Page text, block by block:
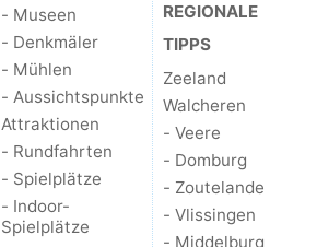
- Museen
- Denkmäler
- Mühlen
- Aussichtspunkte
Attraktionen
- Rundfahrten
- Spielplätze
- Indoor-
Spielplätze
REGIONALE
TIPPS
Zeeland
Walcheren
- Veere
- Domburg
- Zoutelande
- Vlissingen
- Middelburg